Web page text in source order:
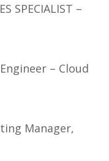
SPECIALIST –
– Cloud
Manager,